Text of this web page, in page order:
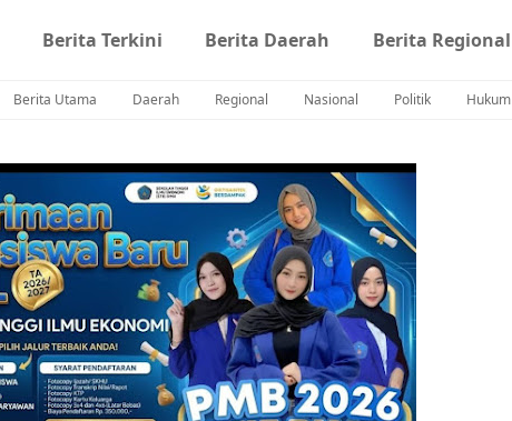
Berita Terkini Berita Daerah Berita Regional
Berita Utama Daerah Regional Nasional Politik Hukum